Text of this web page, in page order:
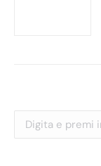
Cerca: